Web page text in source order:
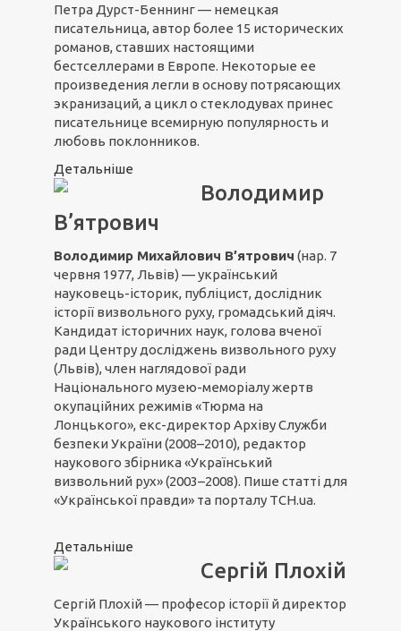
Петра Дурст-Беннинг — немецкая
писательница, автор более 15 исторических
романов, ставших настоящими
бестселлерами в Европе. Некоторые ее
произведения легли в основу потрясающих
экранизаций, а цикл о стеклодувах принес
писательнице всемирную популярность и
любовь поклонников.
Детальніше
Володимир
В’ятрович
Володимир Михайлович В’ятрович (нар. 7
червня 1977, Львів) — український
науковець-історик, публіцист, дослідник
історії визвольного руху, громадський діяч.
Кандидат історичних наук, голова вченої
ради Центру досліджень визвольного руху
(Львів), член наглядової ради
Національного музею-меморіалу жертв
окупаційних режимів «Тюрма на
Лонцького», екс-директор Архіву Служби
безпеки України (2008–2010), редактор
наукового збірника «Український
визвольний рух» (2003–2008). Пише статті для
«Української правди» та порталу ТСН.ua.
Детальніше
Сергій Плохій
Сергій Плохій — професор історії й директор
Українського наукового інституту